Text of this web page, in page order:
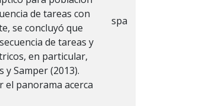
de tareas con
se concluyó que
de tareas y
en particular,
Samper (2013).
panorama acerca
spa